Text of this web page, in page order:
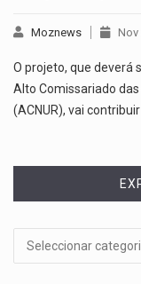
Moznews Nov
O projeto, que deverá
Alto Comissariado
(ACNUR), vai